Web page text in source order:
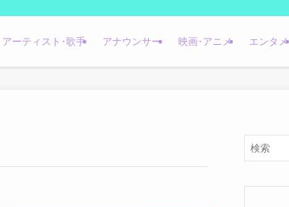
アーティスト･歌手 アナウンサー 映画･アニメ エンタメ